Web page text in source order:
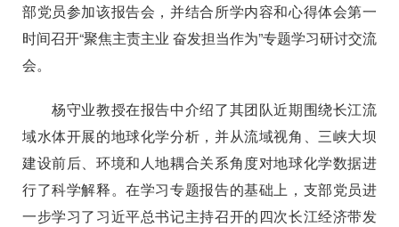
部党员参加该报告会，并结合所学内容和心得体会第一
时间召开“聚焦主责主业 奋发担当作为”专题学习研讨交流
会。
杨守业教授在报告中介绍了其团队近期围绕长江流
域水体开展的地球化学分析，并从流域视角、三峡大坝
建设前后、环境和人地耦合关系角度对地球化学数据进
行了科学解释。在学习专题报告的基础上，支部党员进
一步学习了习近平总书记主持召开的四次长江经济带发